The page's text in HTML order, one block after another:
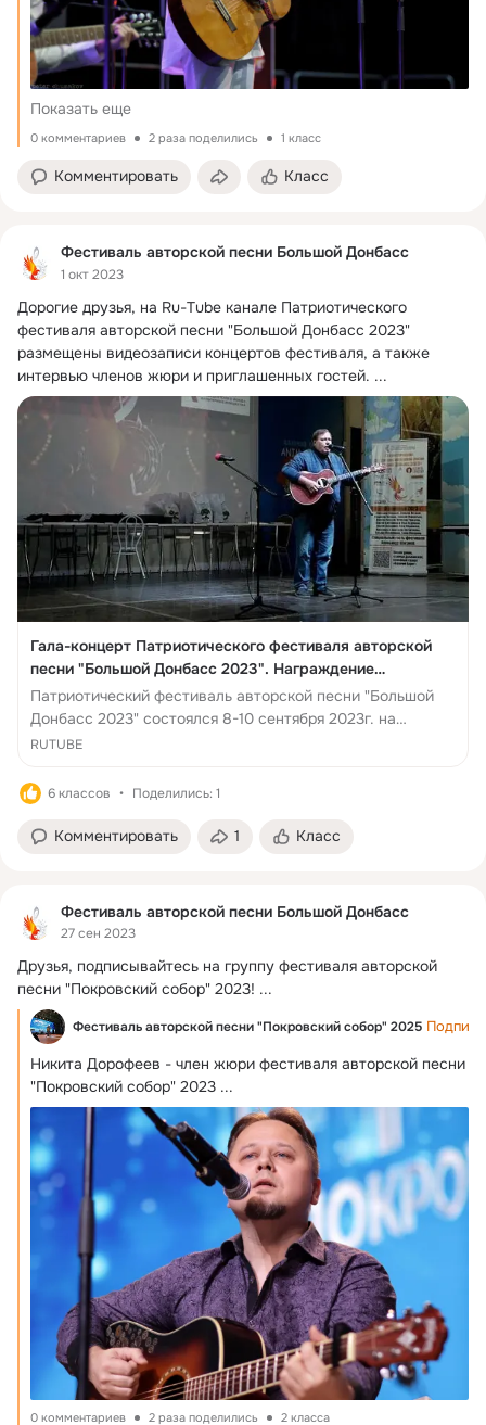
Показать еще
0 комментариев 2 раза поделились 1 класс
Комментировать Класс
Фестиваль авторской песни Большой Донбасс
1 окт 2023
Дорогие друзья, на Ru-Tube канале Патриотического
фестиваля авторской песни "Большой Донбасс 2023"
размещены видеозаписи концертов фестиваля, а также
интервью членов жюри и приглашенных гостей. ...
Гала-концерт Патриотического фестиваля авторской
песни "Большой Донбасс 2023". Награждение
лауреатов
Патриотический фестиваль авторской песни "Большой
Донбасс 2023" состоялся 8-10 сентября 2023г. на
территории семейного курорта "Казачий Берег" (Ейский
RUTUBE
6 классов Поделились: 1
Комментировать 1 Класс
Фестиваль авторской песни Большой Донбасс
27 сен 2023
Друзья, подписывайтесь на группу фестиваля авторской
песни "Покровский собор" 2023! ...
Фестиваль авторской песни "Покровский собор" 2025
Никита Дорофеев - член жюри фестиваля авторской песни
"Покровский собор" 2023 ...
0 комментариев 2 раза поделились 2 класса